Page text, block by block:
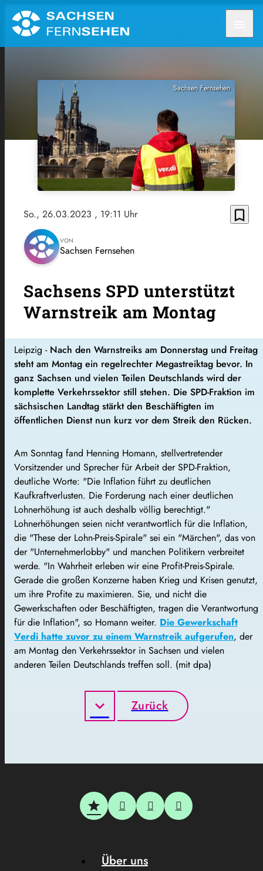
Sachsen Fernsehen
So., 26.03.2023 , 19:11 Uhr bookmark_border
VON
Sachsen Fernsehen
Sachsens SPD unterstützt
Warnstreik am Montag
Leipzig - Nach den Warnstreiks am Donnerstag und Freitag
steht am Montag ein regelrechter Megastreiktag bevor. In
ganz Sachsen und vielen Teilen Deutschlands wird der
komplette Verkehrssektor still stehen. Die SPD-Fraktion im
sächsischen Landtag stärkt den Beschäftigten im
öffentlichen Dienst nun kurz vor dem Streik den Rücken.
Am Sonntag fand Henning Homann, stellvertretender
Vorsitzender und Sprecher für Arbeit der SPD-Fraktion,
deutliche Worte: "Die Inflation führt zu deutlichen
Kaufkraftverlusten. Die Forderung nach einer deutlichen
Lohnerhöhung ist auch deshalb völlig berechtigt."
Lohnerhöhungen seien nicht verantwortlich für die Inflation,
die "These der Lohn-Preis-Spirale" sei ein "Märchen", das von
der "Unternehmerlobby" und manchen Politikern verbreitet
werde. "In Wahrheit erleben wir eine Profit-Preis-Spirale.
Gerade die großen Konzerne haben Krieg und Krisen genutzt,
um ihre Profite zu maximieren. Sie, und nicht die
Gewerkschaften oder Beschäftigten, tragen die Verantwortung
für die Inflation", so Homann weiter. Die Gewerkschaft
Verdi hatte zuvor zu einem Warnstreik aufgerufen, der
am Montag den Verkehrssektor in Sachsen und vielen
anderen Teilen Deutschlands treffen soll. (mit dpa)
Zurück
Über uns